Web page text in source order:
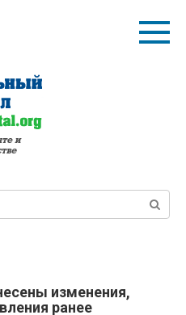
изменения,
ранее